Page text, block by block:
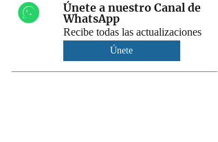
Únete a nuestro Canal de
WhatsApp
Recibe todas las actualizaciones
Únete